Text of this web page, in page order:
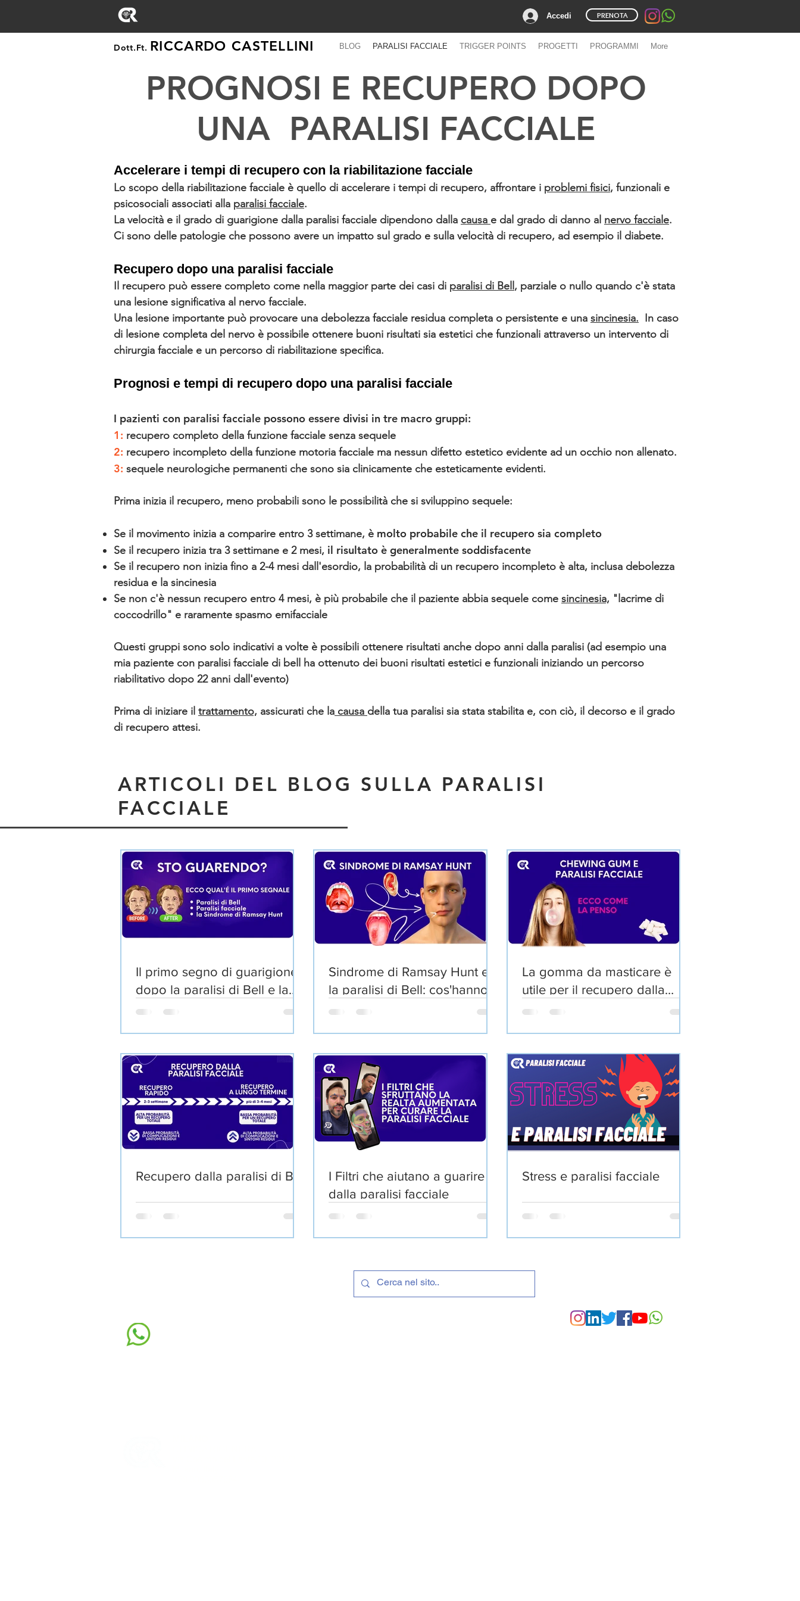
Accedi PRENOTA
Dott.Ft. RICCARDO CASTELLINI BLOG PARALISI FACCIALE TRIGGER POINTS PROGETTI PROGRAMMI More
PROGNOSI E RECUPERO DOPO
UNA PARALISI FACCIALE
Accelerare i tempi di recupero con la riabilitazione facciale
Lo scopo della riabilitazione facciale è quello di accelerare i tempi di recupero, affrontare i problemi fisici, funzionali e
psicosociali associati alla paralisi facciale.
La velocità e il grado di guarigione dalla paralisi facciale dipendono dalla causa e dal grado di danno al nervo facciale.
Ci sono delle patologie che possono avere un impatto sul grado e sulla velocità di recupero, ad esempio il diabete.
Recupero dopo una paralisi facciale
Il recupero può essere completo come nella maggior parte dei casi di paralisi di Bell , parziale o nullo quando c'è stata
una lesione significativa al nervo facciale.
Una lesione importante può provocare una debolezza facciale residua completa o persistente e una sincinesia. In caso
di lesione completa del nervo è possibile ottenere buoni risultati sia estetici che funzionali attraverso un intervento di
chirurgia facciale e un percorso di riabilitazione specifica.
Prognosi e tempi di recupero dopo una paralisi facciale
I pazienti con paralisi facciale possono essere divisi in tre macro gruppi:
1: recupero completo della funzione facciale senza sequele
2: recupero incompleto della funzione motoria facciale ma nessun difetto estetico evidente ad un occhio non allenato.
3: sequele neurologiche permanenti che sono sia clinicamente che esteticamente evidenti.
Prima inizia il recupero, meno probabili sono le possibilità che si sviluppino sequele:
Se il movimento inizia a comparire entro 3 settimane, è molto probabile che il recupero sia completo
Se il recupero inizia tra 3 settimane e 2 mesi, il risultato è generalmente soddisfacente
Se il recupero non inizia fino a 2-4 mesi dall'esordio, la probabilità di un recupero incompleto è alta, inclusa debolezza
residua e la sincinesia
Se non c'è nessun recupero entro 4 mesi, è più probabile che il paziente abbia sequele come sincinesia, "lacrime di
coccodrillo" e raramente spasmo emifacciale
Questi gruppi sono solo indicativi a volte è possibili ottenere risultati anche dopo anni dalla paralisi (ad esempio una
mia paziente con paralisi facciale di bell ha ottenuto dei buoni risultati estetici e funzionali iniziando un percorso
riabilitativo dopo 22 anni dall'evento)
Prima di iniziare il trattamento, assicurati che la causa della tua paralisi sia stata stabilita e, con ciò, il decorso e il grado
di recupero attesi.
ARTICOLI DEL BLOG SULLA PARALISI
FACCIALE
Il primo segno di guarigione
dopo la paralisi di Bell e la
Sindrome di Ramsay Hunt
Sindrome di Ramsay Hunt e
la paralisi di Bell: cos'hanno
in comune?
La gomma da masticare è
utile per il recupero dalla
paralisi facciale?
Recupero dalla paralisi di Bell
I Filtri che aiutano a guarire
dalla paralisi facciale
Stress e paralisi facciale